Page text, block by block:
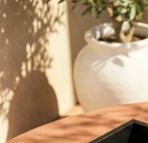
4,9 (sur la base
Nos cadeaux sont
une note de 4,9 sur
pays où nous